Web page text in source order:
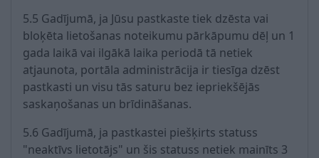
5.5 Gadījumā, ja Jūsu pastkaste tiek dzēsta vai
bloķēta lietošanas noteikumu pārkāpumu dēļ un 1
gada laikā vai ilgākā laika periodā tā netiek
atjaunota, portāla administrācija ir tiesīga dzēst
pastkasti un visu tās saturu bez iepriekšējās
saskaņošanas un brīdināšanas.
5.6 Gadījumā, ja pastkastei piešķirts statuss
"neaktīvs lietotājs" un šis statuss netiek mainīts 3